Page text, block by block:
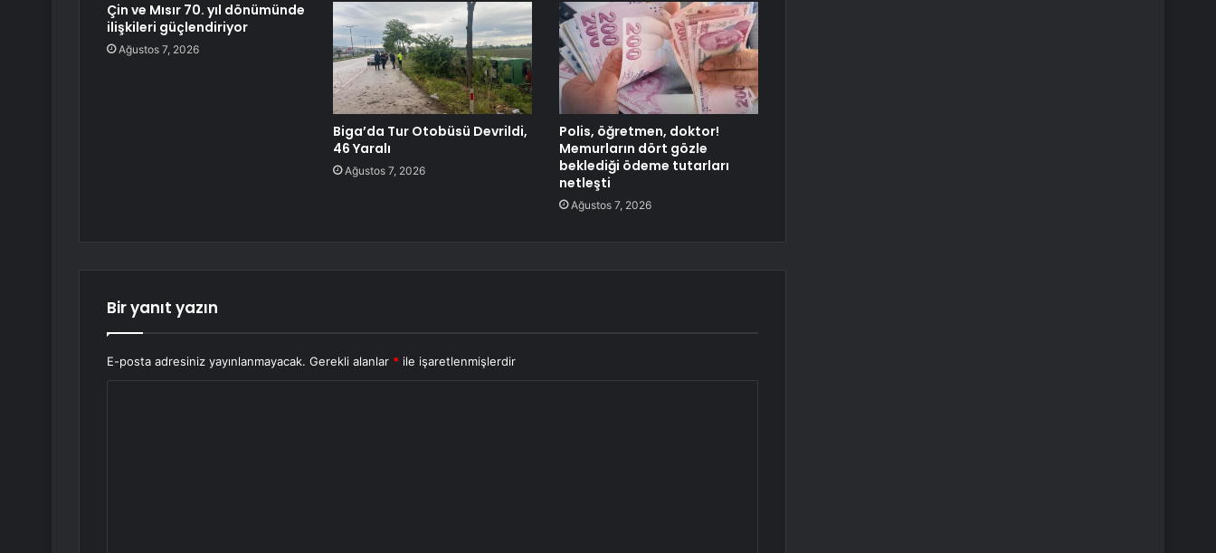
Çin ve Mısır 70. yıl dönümünde
ilişkileri güçlendiriyor
Ağustos 7, 2026
Biga’da Tur Otobüsü Devrildi,
46 Yaralı
Ağustos 7, 2026
Polis, öğretmen, doktor!
Memurların dört gözle
beklediği ödeme tutarları
netleşti
Ağustos 7, 2026
Bir yanıt yazın
E-posta adresiniz yayınlanmayacak. Gerekli alanlar * ile işaretlenmişlerdir